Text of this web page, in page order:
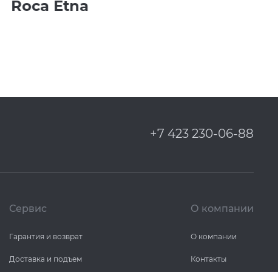
Roca Etna
+7 423 230-06-88
Сервис
Гарантия и возврат
Доставка и подъем
О компании
О компании
Контакты